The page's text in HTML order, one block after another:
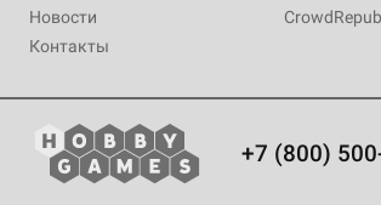
Новости
Контакты
+7 (800)